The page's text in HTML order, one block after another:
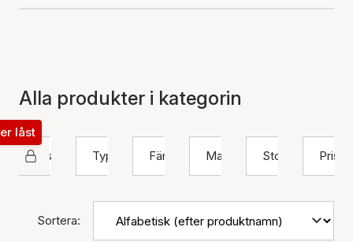
Alla produkter i kategorin
Sistie 2nd
låst
Typ
Färg Material Storlek Pris
Sortera: